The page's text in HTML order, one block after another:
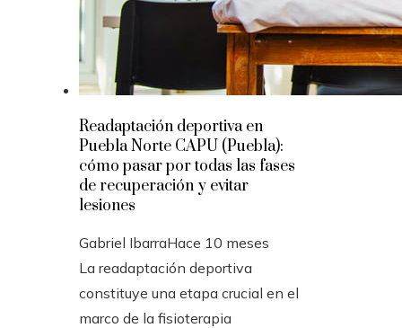
Readaptación deportiva en
Puebla Norte CAPU (Puebla):
cómo pasar por todas las fases
de recuperación y evitar
lesiones
Gabriel IbarraHace 10 meses
La readaptación deportiva
constituye una etapa crucial en el
marco de la fisioterapia